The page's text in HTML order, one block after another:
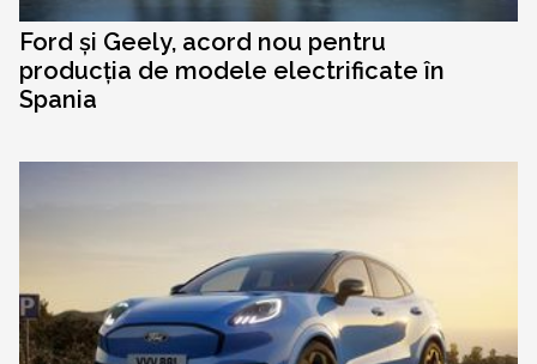
Ford și Geely, acord nou pentru
producția de modele electrificate în
Spania